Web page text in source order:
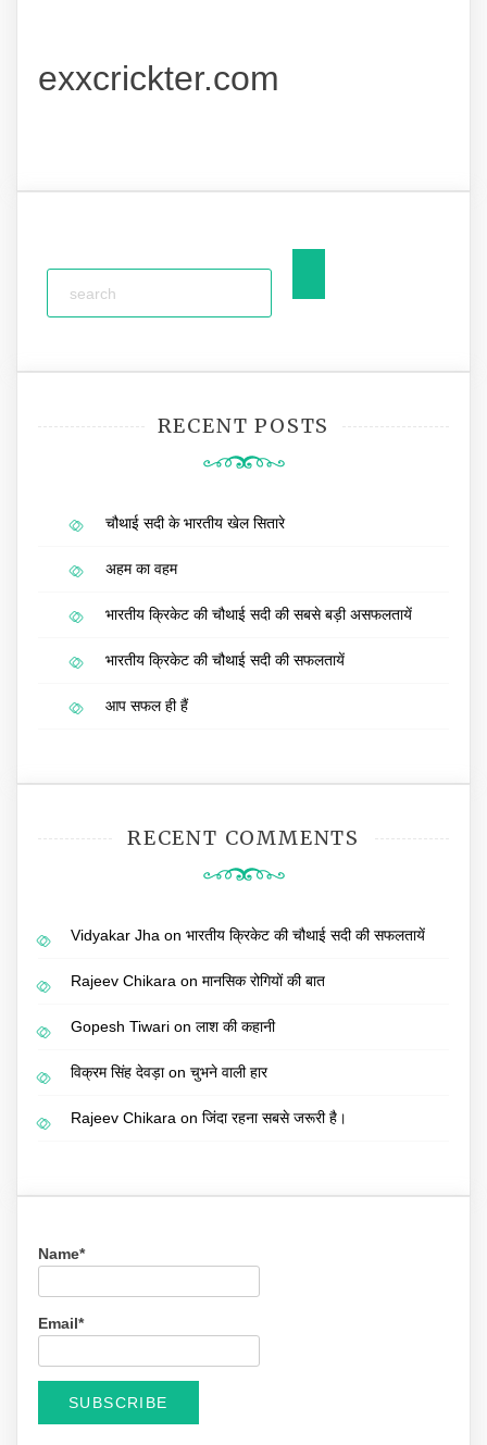
exxcrickter.com
RECENT POSTS
चौथाई सदी के भारतीय खेल सितारे
अहम का वहम
भारतीय क्रिकेट की चौथाई सदी की सबसे बड़ी असफलतायें
भारतीय क्रिकेट की चौथाई सदी की सफलतायें
आप सफल ही हैं
RECENT COMMENTS
Vidyakar Jha on भारतीय क्रिकेट की चौथाई सदी की सफलतायें
Rajeev Chikara on मानसिक रोगियों की बात
Gopesh Tiwari on लाश की कहानी
विक्रम सिंह देवड़ाon चुभने वाली हार
Rajeev Chikara on जिंदा रहना सबसे जरूरी है।
Name*
Email*